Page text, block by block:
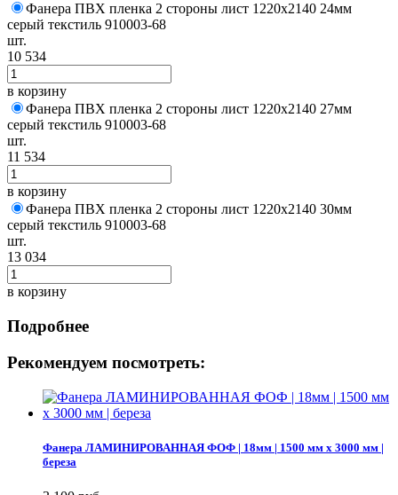
Фанера ПВХ пленка 2 стороны лист 1220х2140 24мм
серый текстиль 910003-68
шт.
10 534
в корзину
Фанера ПВХ пленка 2 стороны лист 1220х2140 27мм
серый текстиль 910003-68
шт.
11 534
в корзину
Фанера ПВХ пленка 2 стороны лист 1220х2140 30мм
серый текстиль 910003-68
шт.
13 034
в корзину
Подробнее
Рекомендуем посмотреть:
Фанера ЛАМИНИРОВАННАЯ ФОФ | 18мм | 1500 мм х 3000 мм |
береза